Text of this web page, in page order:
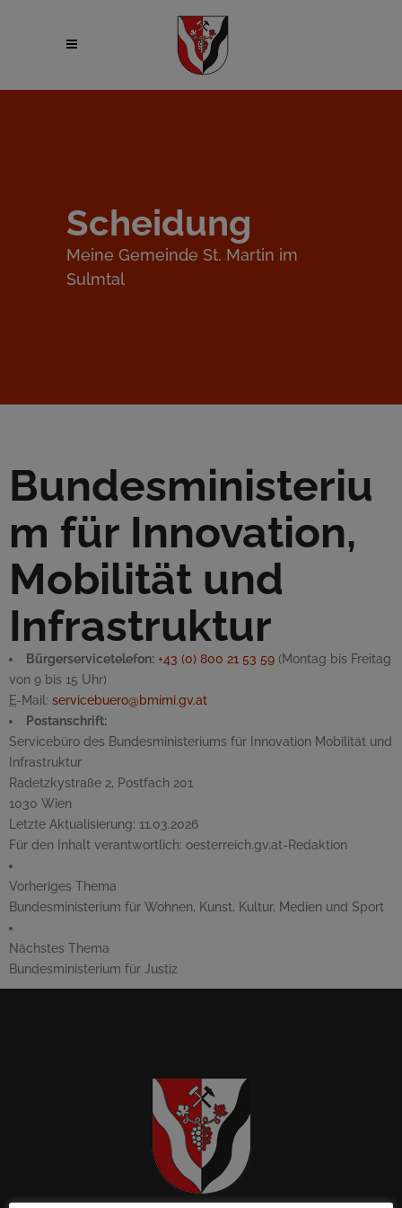
Scheidung
Meine Gemeinde St. Martin im
Sulmtal
Bundesministeriu
m für Innovation,
Mobilität und
Infrastruktur
Bürgerservicetelefon: +43 (0) 800 21 53 59 (Montag bis Freitag
von 9 bis 15 Uhr)
E-Mail : servicebuero@bmimi.gv.at
Postanschrift:
Servicebüro des Bundesministeriums für Innovation Mobilität und
Infrastruktur
Radetzkystraße 2, Postfach 201
1030 Wien
Letzte Aktualisierung: 11.03.2026
Für den Inhalt verantwortlich: oesterreich.gv.at-Redaktion
Vorheriges Thema
Bundesministerium für Wohnen, Kunst, Kultur, Medien und Sport
Nächstes Thema
Bundesministerium für Justiz